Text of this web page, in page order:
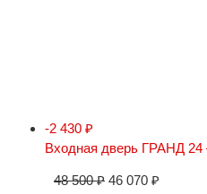
-2 430 ₽
Входная дверь ГРАНД 24
48 500₽ 46 070 ₽